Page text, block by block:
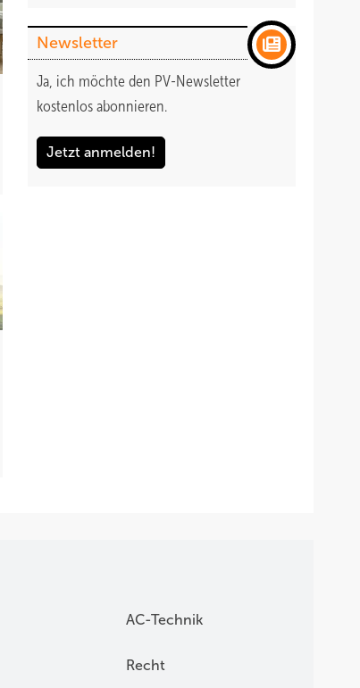
Newsletter
Ja, ich möchte den PV-Newsletter
kostenlos abonnieren.
Jetzt anmelden!
AC-Technik
Recht